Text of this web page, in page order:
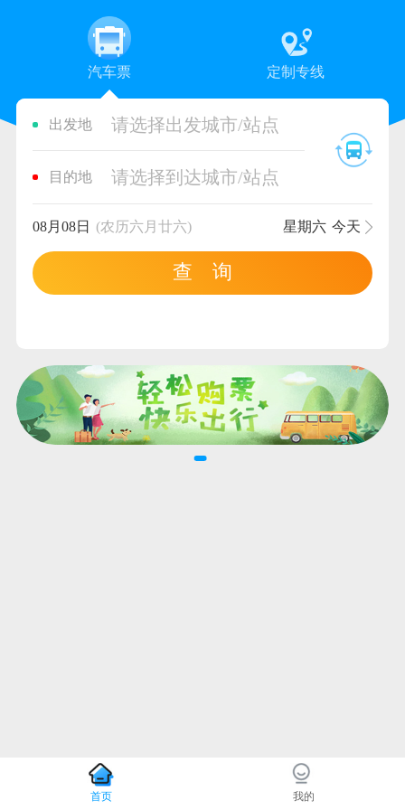
汽车票 定制专线
出发地 请选择出发城市/站点
目的地 请选择到达城市/站点
08月08日 (农历六月廿六) 星期六 今天
查 询
首页 我的